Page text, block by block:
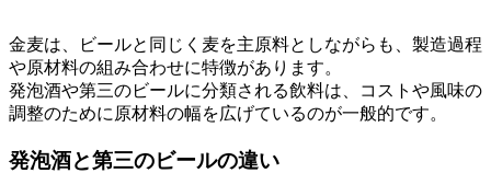
金麦は、ビールと同じく麦を主原料としながらも、製造過程
や原材料の組み合わせに特徴があります。
発泡酒や第三のビールに分類される飲料は、コストや風味の
調整のために原材料の幅を広げているのが一般的です。
発泡酒と第三のビールの違い